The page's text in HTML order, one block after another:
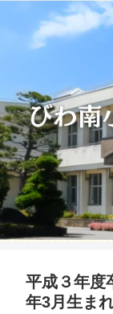
平成３年度
年3月生まれ